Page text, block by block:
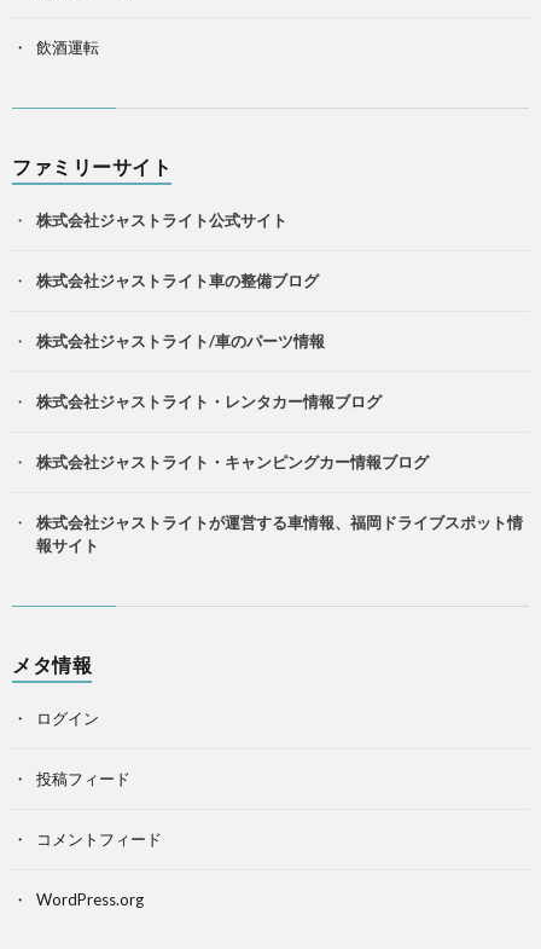
飲酒運転
ファミリーサイト
株式会社ジャストライト公式サイト
株式会社ジャストライト車の整備ブログ
株式会社ジャストライト/車のパーツ情報
株式会社ジャストライト・レンタカー情報ブログ
株式会社ジャストライト・キャンピングカー情報ブログ
株式会社ジャストライトが運営する車情報、福岡ドライブスポット情
報サイト
メタ情報
ログイン
投稿フィード
コメントフィード
WordPress.org